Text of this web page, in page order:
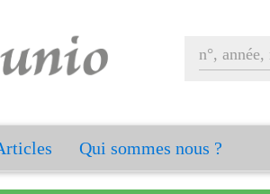
Qui sommes nous ?